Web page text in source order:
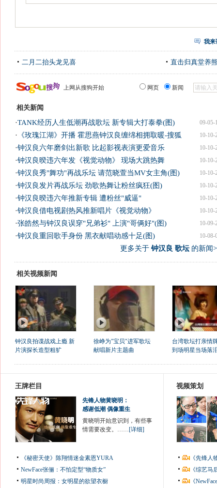
我来
二月二抬头龙见喜 直击归真堂养
上网从搜狗开始 网页 新闻
相关新闻
09-05-
·TANK经历人生低潮再战歌坛 新专辑大打泰拳(图)
10-10-
· 《玫瑰江湖》开播 霍思燕钟汉良缠绵相拥取暖-搜狐
10-10-
·钟汉良六年磨剑出新歌 比起影视表演更爱音乐
10-10-
·钟汉良暌违六年发《视觉动物》 现场大跳热舞
10-10-
·钟汉良秀"舞功"再战乐坛 请范晓萱当MV女主角(图)
10-10-
·钟汉良发片再战乐坛 劲歌热舞让粉丝疯狂(图)
10-10-
·钟汉良暌违六年推新专辑 遭粉丝"威逼"
10-10-
·钟汉良借电视剧热风推新唱片《视觉动物》
10-09-
·张皓然与钟汉良误穿"兄弟衫" 上演"哥俩好"(图)
10-08-
·钟汉良重回歌手身份 黑衣献唱动感十足(图)
更多关于 钟汉良 歌坛的新闻
相关视频新闻
钟汉良拍谍战戏上瘾 新
片演探长造型粗犷
徐峥为"宝贝"进军歌坛
献唱新片主题曲
台湾歌坛打亲情
到场明星当场落
王牌栏目
先锋人物黄晓明：
感谢低潮 偶像重生
黄晓明开始意识到，有些事
情需要改变。……[详细]
《秘密天使》陈翔情迷金素恩YURA
NewFace张俪：不怕定型“物质女”
明星时尚周报：女明星的欲望衣橱
视频策划
《先锋
《综艺
《